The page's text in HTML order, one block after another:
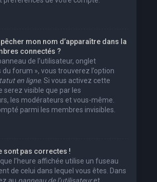
mon nom d’apparaître dans la
connectés ?
de l’utilisateur, onglet
forum », vous trouverez l’option
en ligne. Si vous activez cette
serez visible que par les
les modérateurs et vous-même.
parmi les membres invisibles.
sont pas correctes !
que l’heure affichée utilise un fuseau
de celui dans lequel vous êtes. Dans
au panneau de l’utilisateuret